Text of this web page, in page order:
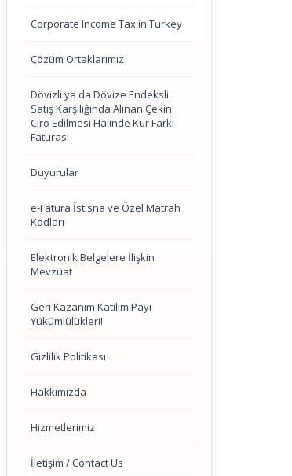
Corporate Income Tax in Turkey
Çözüm Ortaklarımız
Dövizli ya da Dövize Endeksli
Satış Karşılığında Alınan Çekin
Ciro Edilmesi Halinde Kur Farkı
Faturası
Duyurular
e-Fatura İstisna ve Özel Matrah
Kodları
Elektronik Belgelere İlişkin
Mevzuat
Geri Kazanım Katılım Payı
Yükümlülükleri!
Gizlilik Politikası
Hakkımızda
Hizmetlerimiz
İletişim / Contact Us